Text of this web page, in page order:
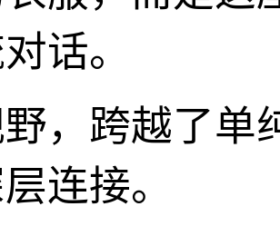
话。
，跨越了单
连接。